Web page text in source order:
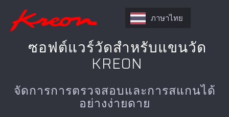
ซอฟต์แวร์วัดสำหรับแขนวัด
KREON
จัดการการตรวจสอบและการสแกนได้
อย่างง่ายดาย
ภาษาไทย